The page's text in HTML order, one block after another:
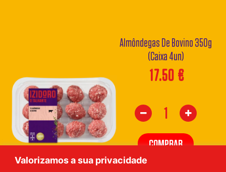
Valorizamos a sua privacidade
Almôndegas De Bovino 350g
(Caixa 4un)
17.50 €
COMPRAR